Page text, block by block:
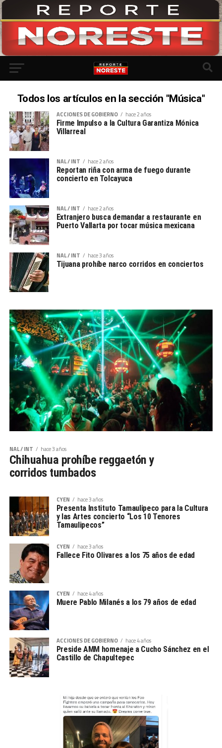
Todos los artículos en la sección "Música"
ACCIONES DE GOBIERNO hace 2 años
Firme Impulso a la Cultura Garantiza Mónica
Villarreal
NAL / INT hace 2 años
Reportan riña con arma de fuego durante
concierto en Tolcayuca
NAL / INT hace 2 años
Extranjero busca demandar a restaurante en
Puerto Vallarta por tocar música mexicana
NAL / INT hace 3 años
Tijuana prohíbe narco corridos en conciertos
NAL / INT hace 3 años
Chihuahua prohíbe reggaetón y
corridos tumbados
CYEN hace 3 años
Presenta Instituto Tamaulipeco para la Cultura
y las Artes concierto “Los 10 Tenores
Tamaulipecos”
CYEN hace 3 años
Fallece Fito Olivares a los 75 años de edad
CYEN hace 4 años
Muere Pablo Milanés a los 79 años de edad
ACCIONES DE GOBIERNO hace 4 años
Preside AMM homenaje a Cucho Sánchez en el
Castillo de Chapultepec